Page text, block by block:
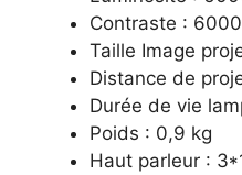
Contraste :
Taille Image
Distance de
Durée de vie
Poids : 0,9 kg
Haut parleur :